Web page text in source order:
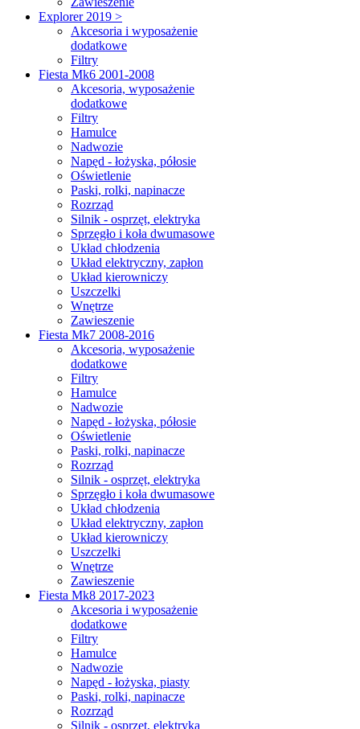
Explorer 2019 >
Akcesoria i wyposażenie
dodatkowe
Filtry
Fiesta Mk6 2001-2008
Akcesoria, wyposażenie
dodatkowe
Filtry
Hamulce
Nadwozie
Napęd - łożyska, półosie
Oświetlenie
Paski, rolki, napinacze
Rozrząd
Silnik - osprzęt, elektryka
Sprzęgło i koła dwumasowe
Układ chłodzenia
Układ elektryczny, zapłon
Układ kierowniczy
Uszczelki
Wnętrze
Zawieszenie
Fiesta Mk7 2008-2016
Akcesoria, wyposażenie
dodatkowe
Filtry
Hamulce
Nadwozie
Napęd - łożyska, półosie
Oświetlenie
Paski, rolki, napinacze
Rozrząd
Silnik - osprzęt, elektryka
Sprzęgło i koła dwumasowe
Układ chłodzenia
Układ elektryczny, zapłon
Układ kierowniczy
Uszczelki
Wnętrze
Zawieszenie
Fiesta Mk8 2017-2023
Akcesoria i wyposażenie
dodatkowe
Filtry
Hamulce
Nadwozie
Napęd - łożyska, piasty
Paski, rolki, napinacze
Rozrząd
Silnik - osprzęt, elektryka